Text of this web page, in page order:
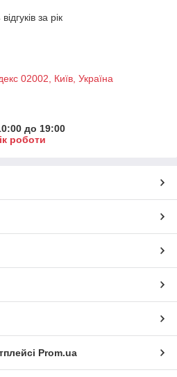
за рік
02002, Київ, Україна
до 19:00
роботи
Prom.ua